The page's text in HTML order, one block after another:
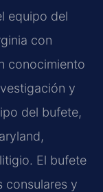
equipo del
con
conocimiento
y
del bufete,
El bufete
consulares y